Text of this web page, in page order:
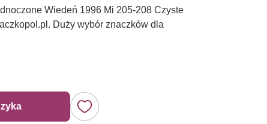
Wiedeń 1996 Mi 205-208 Czyste
Duży wybór znaczków dla